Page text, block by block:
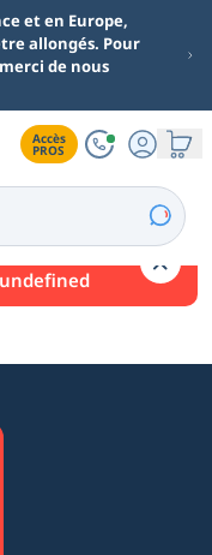
et en Europe,
allongés. Pour
de nous
Accès
PROS